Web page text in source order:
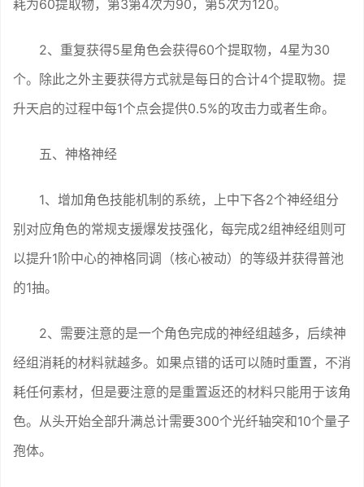
耗为60提取物，第3第4次为90，第5次为120。
2、重复获得5星角色会获得60个提取物，4星为30
个。除此之外主要获得方式就是每日的合计4个提取物。提
升天启的过程中每1个点会提供0.5%的攻击力或者生命。
五、神格神经
1、增加角色技能机制的系统，上中下各2个神经组分
别对应角色的常规支援爆发技强化，每完成2组神经组则可
以提升1阶中心的神格同调（核心被动）的等级并获得普池
的1抽。
2、需要注意的是一个角色完成的神经组越多，后续神
经组消耗的材料就越多。如果点错的话可以随时重置，不消
耗任何素材，但是要注意的是重置返还的材料只能用于该角
色。从头开始全部升满总计需要300个光纤轴突和10个量子
孢体。